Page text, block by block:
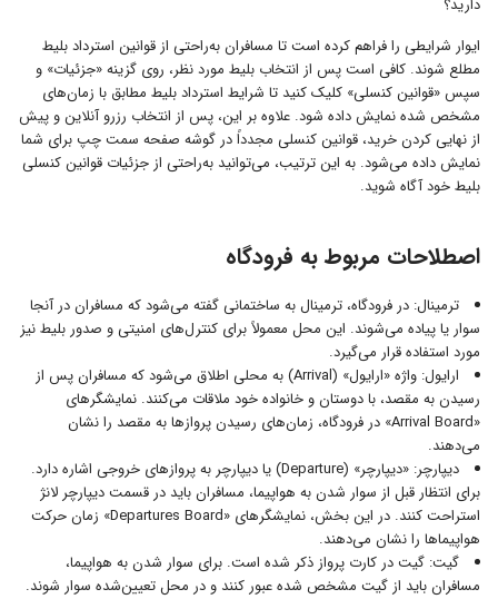
دارید؟
ایوار شرایطی را فراهم کرده است تا مسافران به‌راحتی از قوانین استرداد بلیط
مطلع شوند. کافی است پس از انتخاب بلیط مورد نظر، روی گزینه «جزئیات» و
سپس «قوانین کنسلی» کلیک کنید تا شرایط استرداد بلیط مطابق با زمان‌های
مشخص شده نمایش داده شود. علاوه بر این، پس از انتخاب رزرو آنلاین و پیش
از نهایی کردن خرید، قوانین کنسلی مجدداً در گوشه صفحه سمت چپ برای شما
نمایش داده می‌شود. به این ترتیب، می‌توانید به‌راحتی از جزئیات قوانین کنسلی
بلیط خود آگاه شوید.
اصطلاحات مربوط به فرودگاه
ترمینال: در فرودگاه، ترمینال به ساختمانی گفته می‌شود که مسافران در آنجا
سوار یا پیاده می‌شوند. این محل معمولاً برای کنترل‌های امنیتی و صدور بلیط نیز
مورد استفاده قرار می‌گیرد.
ارایول: واژه «ارایول» (Arrival) به محلی اطلاق می‌شود که مسافران پس از
رسیدن به مقصد، با دوستان و خانواده خود ملاقات می‌کنند. نمایشگرهای
«Arrival Board» در فرودگاه، زمان‌های رسیدن پروازها به مقصد را نشان
می‌دهند.
دیپارچر: «دیپارچر» (Departure) یا دیپارچر به پروازهای خروجی اشاره دارد.
برای انتظار قبل از سوار شدن به هواپیما، مسافران باید در قسمت دیپارچر لانژ
استراحت کنند. در این بخش، نمایشگرهای «Departures Board» زمان حرکت
هواپیماها را نشان می‌دهند.
گیت: گیت در کارت پرواز ذکر شده است. برای سوار شدن به هواپیما،
مسافران باید از گیت مشخص شده عبور کنند و در محل تعیین‌شده سوار شوند.